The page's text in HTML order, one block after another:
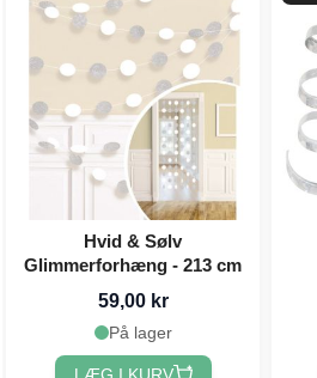
Hvid & Sølv
Glimmerforhæng - 213 cm
59,00 kr
På lager